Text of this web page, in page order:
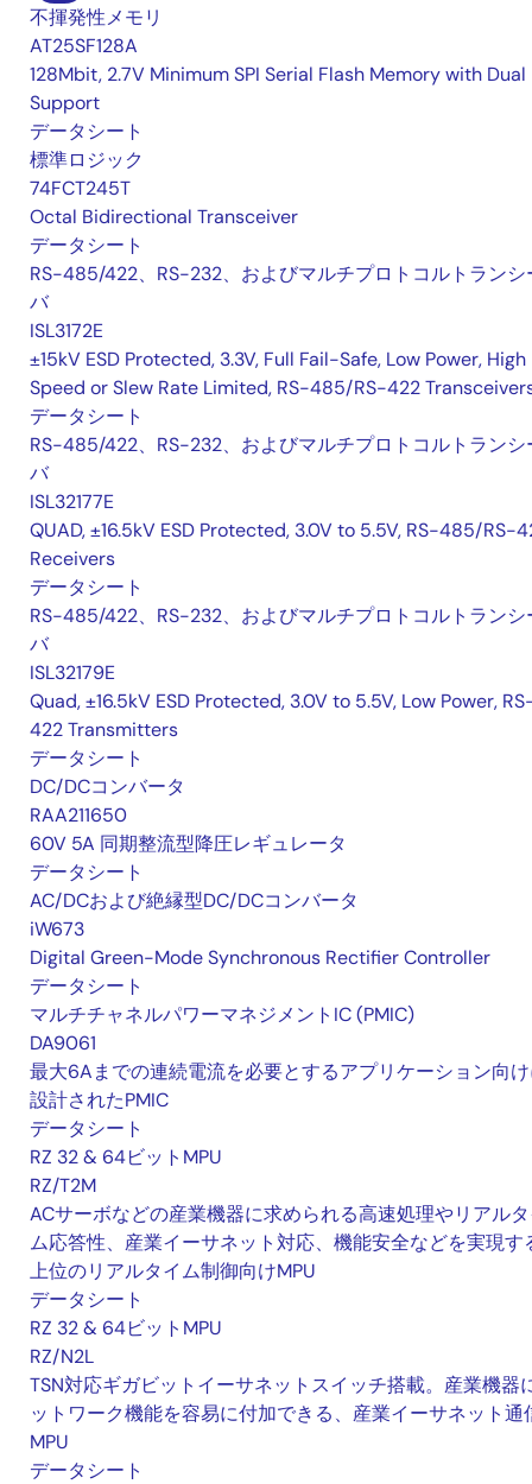
不揮発性メモリ
AT25SF128A
128Mbit, 2.7V Minimum SPI Serial Flash Memory with Dual
Support
データシート
標準ロジック
74FCT245T
Octal Bidirectional Transceiver
データシート
RS-485/422、RS-232、およびマルチプロトコルトランシ
バ
ISL3172E
±15kV ESD Protected, 3.3V, Full Fail-Safe, Low Power, High
Speed or Slew Rate Limited, RS-485/RS-422
データシート
RS-485/422、RS-232、およびマルチプロトコルトランシ
バ
ISL32177E
QUAD, ±16.5kV ESD Protected, 3.0V to 5.5V, RS-485/RS-
Receivers
データシート
RS-485/422、RS-232、およびマルチプロトコルトランシ
バ
ISL32179E
Quad, ±16.5kV ESD Protected, 3.0V to 5.5V, Low Power,
422 Transmitters
データシート
DC/DCコンバータ
RAA211650
60V 5A 同期整流型降圧レギュレータ
データシート
AC/DCおよび絶縁型DC/DCコンバータ
iW673
Digital Green-Mode Synchronous Rectifier Controller
データシート
マルチチャネルパワーマネジメントIC (PMIC)
DA9061
最大6Aまでの連続電流を必要とするアプリケーション向
設計されたPMIC
データシート
RZ 32 & 64ビットMPU
RZ/T2M
ACサーボなどの産業機器に求められる高速処理やリアル
ム応答性、産業イーサネット対応、機能安全などを実現す
上位のリアルタイム制御向けMPU
データシート
RZ 32 & 64ビットMPU
RZ/N2L
TSN対応ギガビットイーサネットスイッチ搭載。産業機器
ットワーク機能を容易に付加できる、産業イーサネット通
MPU
データシート